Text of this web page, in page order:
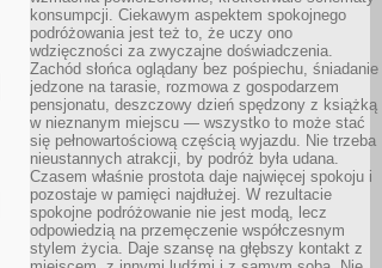
konsumpcji. Ciekawym aspektem spokojnego
podróżowania jest też to, że uczy ono
wdzięczności za zwyczajne doświadczenia.
Zachód słońca oglądany bez pośpiechu, śniadanie
jedzone na tarasie, rozmowa z gospodarzem
pensjonatu, deszczowy dzień spędzony z książką
w nieznanym miejscu — wszystko to może stać
się pełnowartościową częścią wyjazdu. Nie trzeba
nieustannych atrakcji, by podróż była udana.
Czasem właśnie prostota daje najwięcej spokoju i
pozostaje w pamięci najdłużej. W rezultacie
spokojne podróżowanie nie jest modą, lecz
odpowiedzią na przemęczenie współczesnym
stylem życia. Daje szansę na głębszy kontakt z